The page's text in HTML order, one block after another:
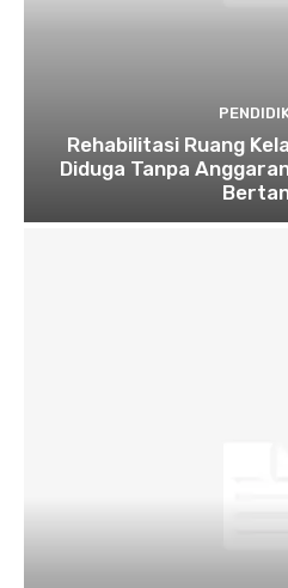
Rehabilitasi Ruang
Diduga Tanpa